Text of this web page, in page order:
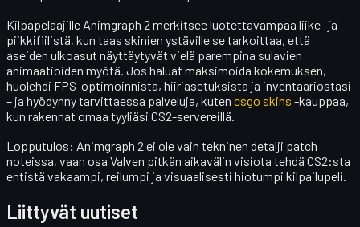
Kilpapelaajille Animgraph 2 merkitsee luotettavampaa liike- ja
piikkifiilistä, kun taas skinien ystäville se tarkoittaa, että
aseiden ulkoasut näyttäytyvät vielä parempina sulavien
animaatioiden myötä. Jos haluat maksimoida kokemuksen,
huolehdi FPS-optimoinnista, hiiriasetuksista ja inventaariostasi
– ja hyödynny tarvittaessa palveluja, kuten csgo skins -kauppaa,
kun rakennat omaa tyyliäsi CS2-servereillä.
Lopputulos: Animgraph 2 ei ole vain tekninen detalji patch
noteissa, vaan osa Valven pitkän aikavälin visiota tehdä CS2:sta
entistä vakaampi, reilumpi ja visuaalisesti hiotumpi kilpailupeli.
Liittyvät uutiset